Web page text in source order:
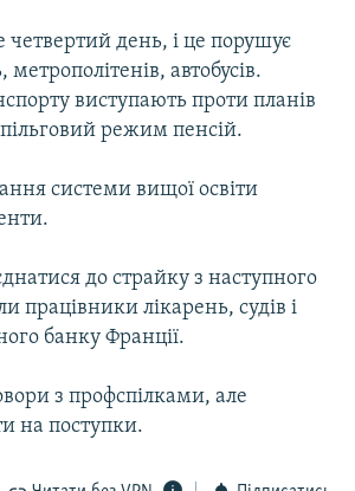
четвертий день, і це порушує
метрополітенів, автобусів.
виступають проти планів
режим пенсій.
системи вищої освіти
до страйку з наступного
працівники лікарень, судів і
банку Франції.
з профспілками, але
на поступки.